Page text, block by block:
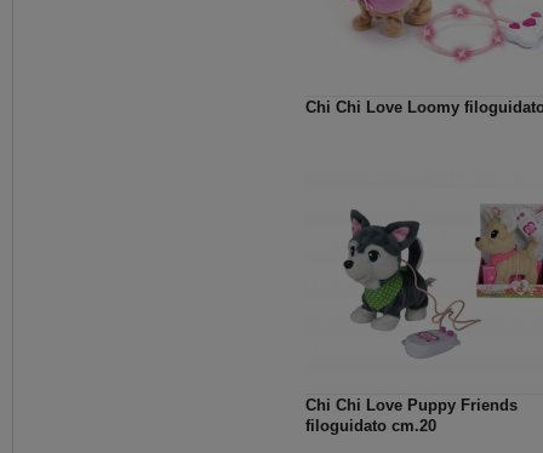
Chi Chi Love Loomy
Chi Chi Love Puppy Friends
filoguidato cm.20